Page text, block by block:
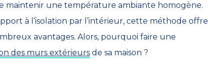
maintenir une température ambiante homogène.
à l’isolation par l’intérieur, cette méthode offre
avantages. Alors, pourquoi faire une
des murs extérieurs de sa maison ?